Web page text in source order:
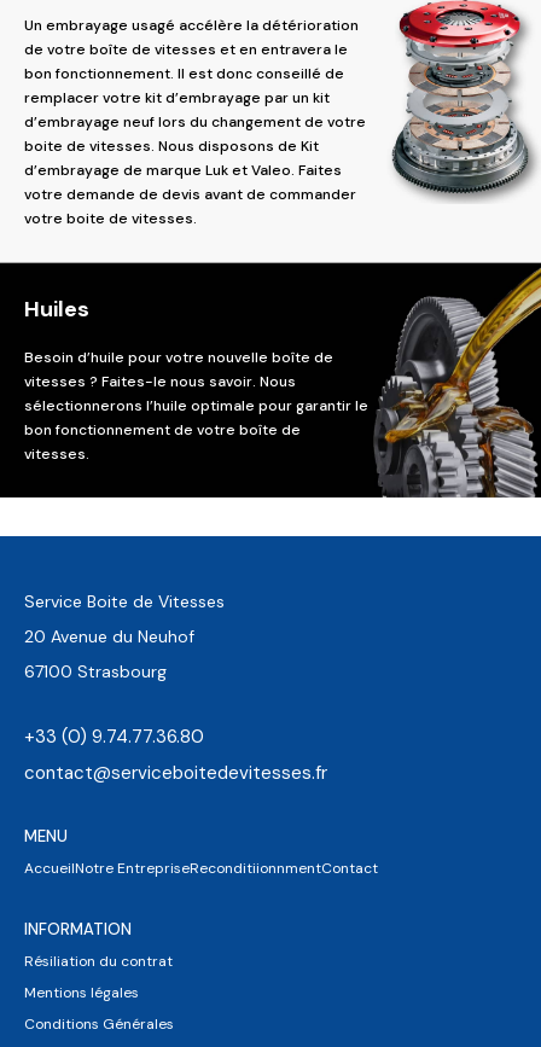
Un embrayage usagé accélère la détérioration
de votre boîte de vitesses et en entravera le
bon fonctionnement. Il est donc conseillé de
remplacer votre kit d’embrayage par un kit
d’embrayage neuf lors du changement de votre
boite de vitesses. Nous disposons de Kit
d’embrayage de marque Luk et Valeo. Faites
votre demande de devis avant de commander
votre boite de vitesses.
Huiles
Besoin d’huile pour votre nouvelle boîte de
vitesses ? Faites-le nous savoir. Nous
sélectionnerons l’huile optimale pour garantir le
bon fonctionnement de votre boîte de
vitesses.
Service Boite de Vitesses
20 Avenue du Neuhof
67100 Strasbourg
+33 (0) 9.74.77.36.80
contact@serviceboitedevitesses.fr
MENU
AccueilNotre EntrepriseReconditiionnmentContact
INFORMATION
Résiliation du contrat
Mentions légales
Conditions Générales